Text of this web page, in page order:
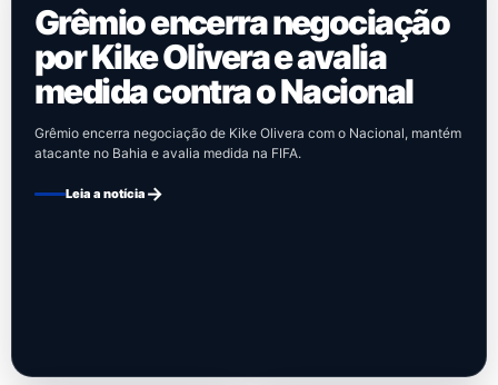
do
Bahia
Grêmio encerra negociação
por Kike Olivera e avalia
medida contra o Nacional
Grêmio encerra negociação de Kike Olivera com o Nacional, mantém
atacante no Bahia e avalia medida na FIFA.
Leia a notícia →